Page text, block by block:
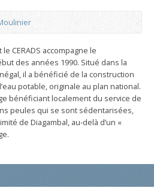
CERADS accompagne le
des années 1990. Situé dans la
il a bénéficié de la construction
potable, originale au plan national.
bénéficiant localement du service de
peules qui se sont sédentarisées,
de Diagambal, au-delà d’un «